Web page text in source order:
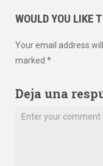
WOULD YOU LIKE
Your email address
marked *
Deja una